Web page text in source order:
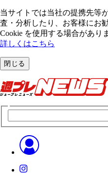
当サイトでは当社の提携先等
査・分析したり、お客様にお
Cookie を使⽤する場合があり
詳しくはこちら
閉じる